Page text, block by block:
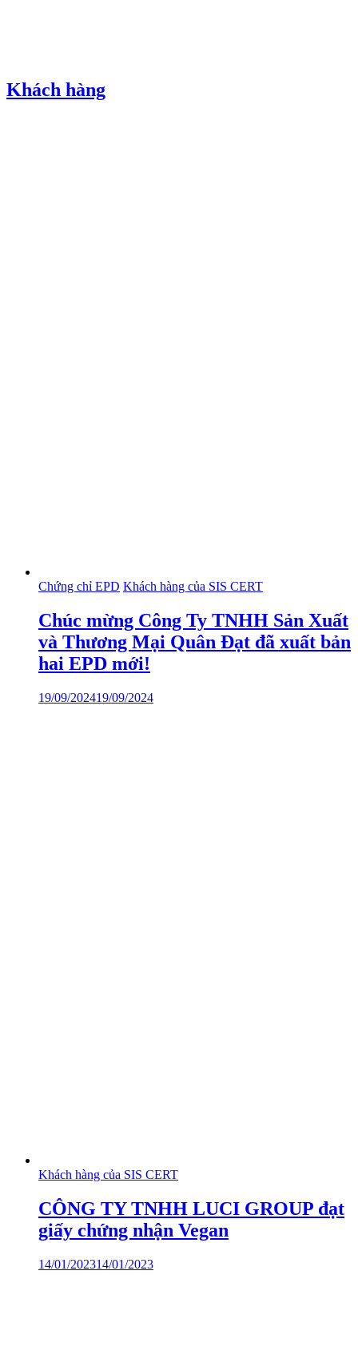
Khách hàng
Chứng chỉ EPD Khách hàng của SIS CERT
Chúc mừng Công Ty TNHH Sản Xuất
và Thương Mại Quân Đạt đã xuất bản
hai EPD mới!
19/09/202419/09/2024
Khách hàng của SIS CERT
CÔNG TY TNHH LUCI GROUP đạt
giấy chứng nhận Vegan
14/01/202314/01/2023